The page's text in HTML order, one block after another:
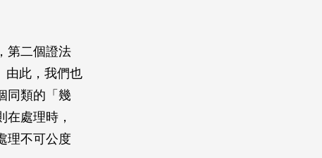
第二個證法
由此，我們也
同類的「幾
處理時，
理不可公度